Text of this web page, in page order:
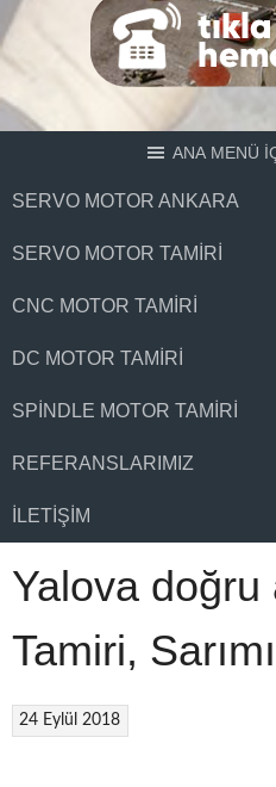
ANA MENÜ
SERVO MOTOR ANKARA
SERVO MOTOR TAMIRI
CNC MOTOR TAMIRI
DC MOTOR TAMIRI
SPINDLE MOTOR TAMIRI
REFERANSLARIMIZ
İLETIŞIM
Yalova doğru
Tamiri,
24 Eylül 2018